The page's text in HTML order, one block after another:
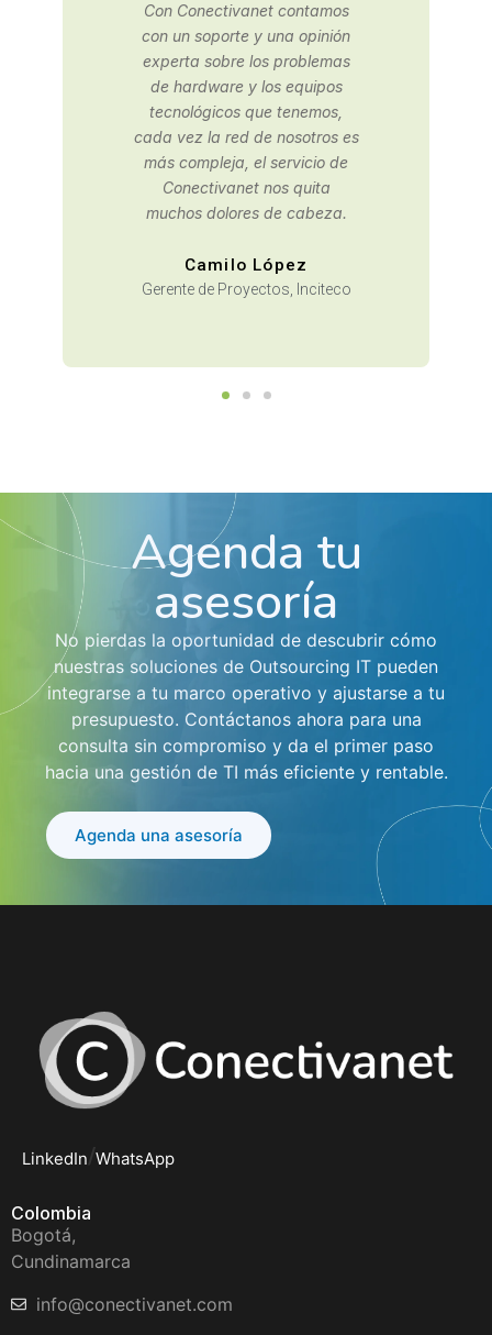
Contactamos a Conectivanet
para una consultaría de
infraestructura IT, gracias a
los buenos resultados,
decidimos tercerizar nuestra
oficina de sistemas con ellos.
David Moreno
Área de Planeación,
Agenda tu
asesoría
No pierdas la oportunidad de descubrir cómo
nuestras soluciones de Outsourcing IT pueden
integrarse a tu marco operativo y ajustarse a tu
presupuesto. Contáctanos ahora para una
consulta sin compromiso y da el primer paso
hacia una gestión de TI más eficiente y rentable.
Agenda una asesoría
LinkedIn/WhatsApp
Colombia
Bogotá,
Cundinamarca
info@conectivanet.com